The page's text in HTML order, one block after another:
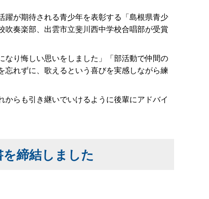
が期待される青少年を表彰する「島根県青少
奏楽部、出雲市立斐川西中学校合唱部が受賞
り悔しい思いをしました」「部活動で仲間の
れずに、歌えるという喜びを実感しながら練
らも引き継いでいけるように後輩にアドバイ
締結しました